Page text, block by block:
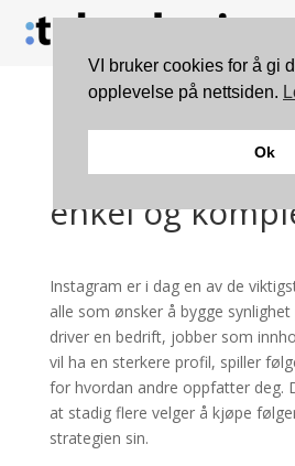
Hvordan kjøpe
Instagram
enkel og
Instagram er i dag en av de
alle som ønsker å bygge
driver en bedrift, jobber som
vil ha en sterkere profil, spiller
for hvordan andre oppfatter deg.
at stadig flere velger å kjøpe
strategien sin.
VI bruker cookies for å gi
opplevelse på nettsiden.
Ok